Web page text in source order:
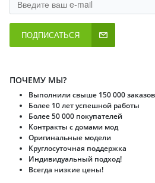
ПОДПИСАТЬСЯ
ПОЧЕМУ МЫ?
Выполнили свыше 150 000 заказов
Более 10 лет успешной работы
Более 50 000 покупателей
Контракты с домами мод
Оригинальные модели
Круглосуточная поддержка
Индивидуальный подход!
Всегда низкие цены!